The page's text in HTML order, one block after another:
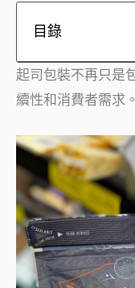
目錄
起司包裝不再只是
續性和消費者需求。